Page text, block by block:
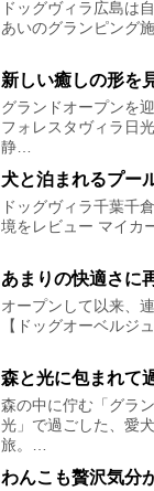
ドッグヴィラ広島は
あいのグランピング
新しい癒しの形を
グランドオープンを
フォレスタヴィラ日
静…
犬と泊まれるプー
ドッグヴィラ千葉千
境をレビュー マイカ
あまりの快適さに
オープンして以来、
【ドッグオーベルジ
森と光に包まれて
森の中に佇む「グラ
光」で過ごした、愛
旅。…
わんこも贅沢気分